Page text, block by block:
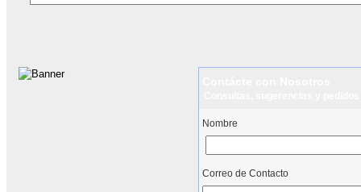
Nombre
Correo de Contacto